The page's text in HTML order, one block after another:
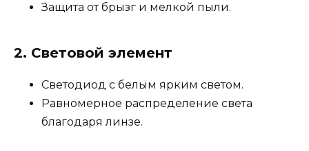
Защита от брызг и мелкой пыли.
2. Световой элемент
Светодиод с белым ярким светом.
Равномерное распределение света
благодаря линзе.